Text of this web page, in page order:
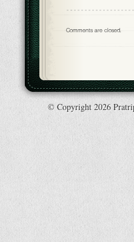
Comments are closed.
© Copyright 2026